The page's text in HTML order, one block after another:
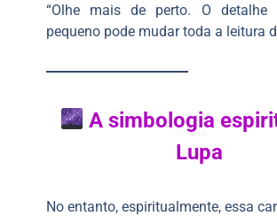
“Olhe mais de perto. O detalhe
pequeno pode mudar toda a leitura
A simbologia
Lupa
No entanto, espiritualmente, essa